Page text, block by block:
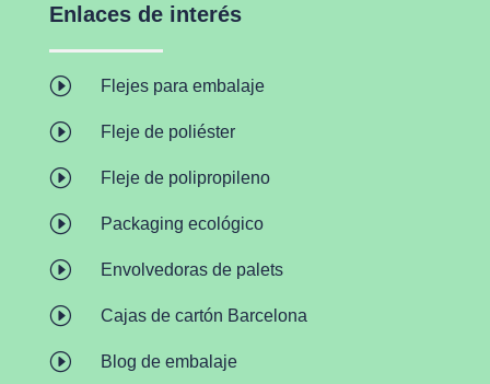
Enlaces de interés
I Flejes para embalaje
I Fleje de poliéster
I Fleje de polipropileno
I Packaging ecológico
I Envolvedoras de palets
I Cajas de cartón Barcelona
I Blog de embalaje